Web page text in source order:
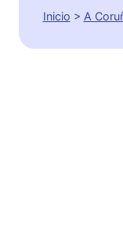
Inicio > A